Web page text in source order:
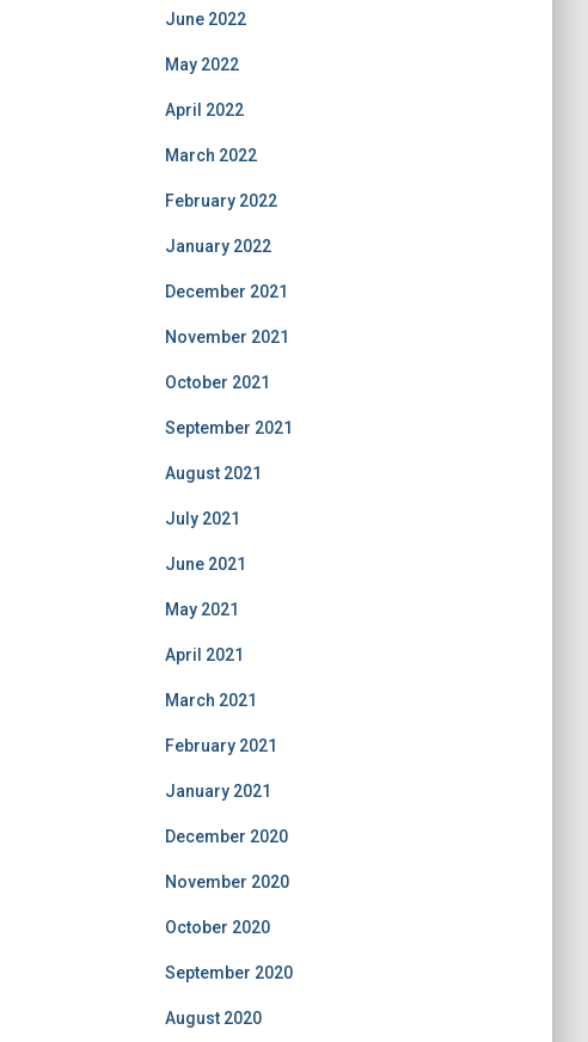
June 2022
May 2022
April 2022
March 2022
February 2022
January 2022
December 2021
November 2021
October 2021
September 2021
August 2021
July 2021
June 2021
May 2021
April 2021
March 2021
February 2021
January 2021
December 2020
November 2020
October 2020
September 2020
August 2020